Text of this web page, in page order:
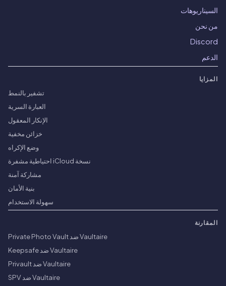
السيناريوهات
من نحن
Discord
الدعم
المزايا
تشفير بالنمط
العبارة السرية
الإنكار المعقول
خزائن مخفية
وضع الإكراه
نسخة iCloud احتياطية مشفرة
مشاركة آمنة
بنية الأمان
سهولة الاستخدام
المقارنة
Vaultaire ضد Private Photo Vault
Vaultaire ضد Keepsafe
Vaultaire ضد Privault
Vaultaire ضد SPV